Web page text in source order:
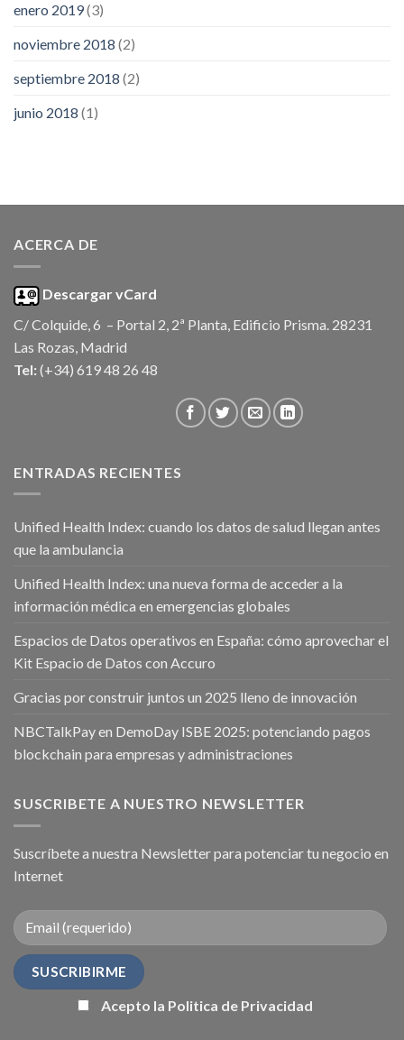
enero 2019(3)
noviembre 2018 (2)
septiembre 2018 (2)
junio 2018 (1)
ACERCA DE
Descargar vCard
C/ Colquide, 6 – Portal 2, 2ª Planta, Edificio Prisma. 28231
Las Rozas, Madrid
Tel: (+34) 619 48 26 48
ENTRADAS RECIENTES
Unified Health Index: cuando los datos de salud llegan antes
que la ambulancia
Unified Health Index: una nueva forma de acceder a la
información médica en emergencias globales
Espacios de Datos operativos en España: cómo aprovechar el
Kit Espacio de Datos con Accuro
Gracias por construir juntos un 2025 lleno de innovación
NBCTalkPay en DemoDay ISBE 2025: potenciando pagos
blockchain para empresas y administraciones
SUSCRIBETE A NUESTRO NEWSLETTER
Suscríbete a nuestra Newsletter para potenciar tu negocio en
Internet
Acepto la Politica de Privacidad